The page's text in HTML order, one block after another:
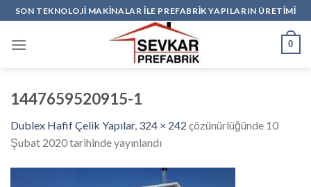
Skip
to
content
SON TEKNOLOJİ MAKİNALAR İLE PREFABRİK YAPILARIN ÜRETİMİ
0
1447659520915-1
Dublex Hafif Çelik Yapılar, 324 × 242 çözünürlüğünde 10
Şubat 2020tarihinde yayınlandı